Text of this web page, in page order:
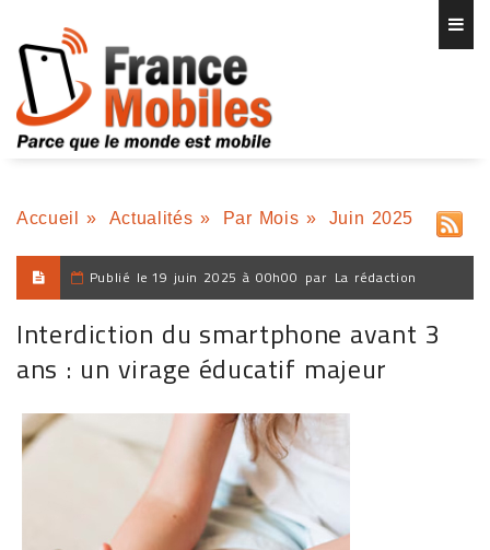
Accueil » Actualités » Par Mois » Juin 2025
Publié le 19 juin 2025 à 00h00 par La rédaction
Interdiction du smartphone avant 3
ans : un virage éducatif majeur